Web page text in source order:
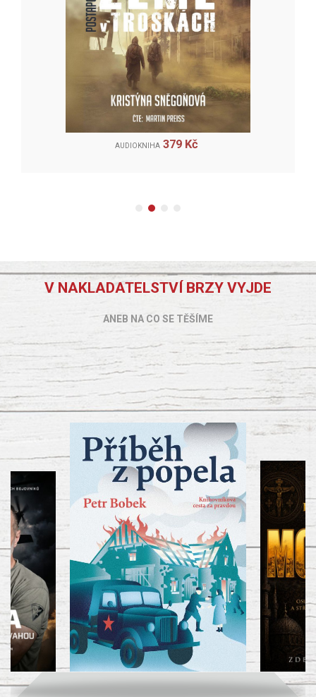
AUDIOKNIHA 379 Kč
V NAKLADATELSTVÍ BRZY VYJDE
ANEB NA CO SE TĚŠÍME